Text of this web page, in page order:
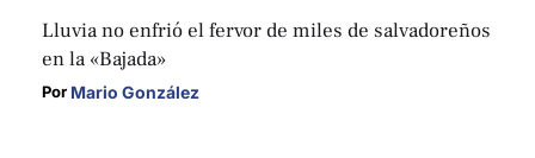
Lluvia no enfrió el fervor de miles de salvadoreños
en la «Bajada»
Por Mario González